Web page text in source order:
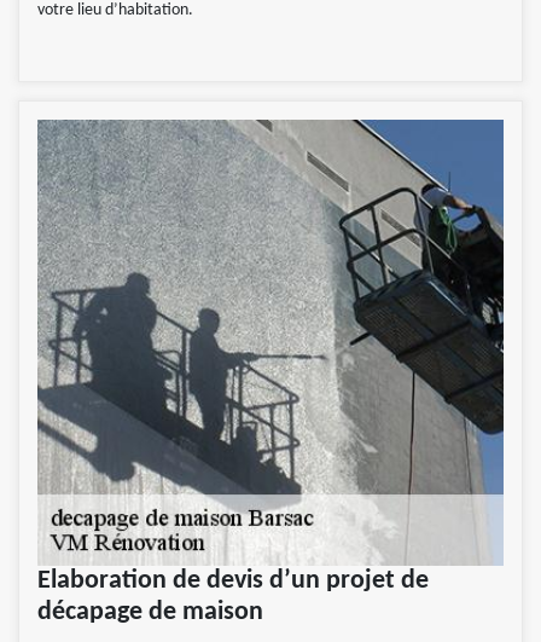
votre lieu d’habitation.
Elaboration de devis d’un projet de
décapage de maison